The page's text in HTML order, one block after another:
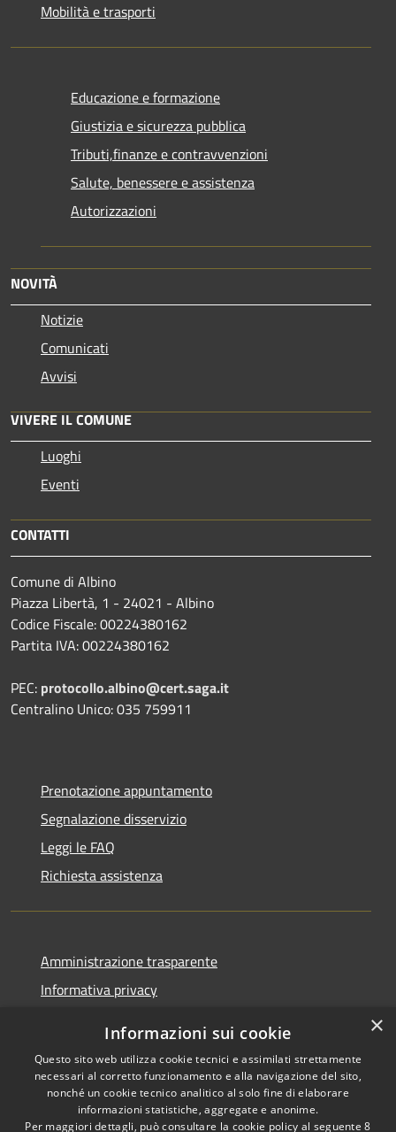
Mobilità e trasporti
Educazione e formazione
Giustizia e sicurezza pubblica
Tributi,finanze e contravvenzioni
Salute, benessere e assistenza
Autorizzazioni
NOVITÀ
Notizie
Comunicati
Avvisi
VIVERE IL COMUNE
Luoghi
Eventi
CONTATTI
Comune di Albino
Piazza Libertà, 1 - 24021 - Albino
Codice Fiscale: 00224380162
Partita IVA: 00224380162
PEC: protocollo.albino@cert.saga.it
Centralino Unico: 035 759911
Prenotazione appuntamento
Segnalazione disservizio
Leggi le FAQ
Richiesta assistenza
Amministrazione trasparente
Informativa privacy
Dichiarazione di accessibilità
×
Informazioni sui cookie
Questo sito web utilizza cookie tecnici e assimilati strettamente
necessari al corretto funzionamento e alla navigazione del sito,
nonché un cookie tecnico analitico al solo fine di elaborare
informazioni statistiche, aggregate e anonime.
Per maggiori dettagli, può consultare la cookie policy al seguente8